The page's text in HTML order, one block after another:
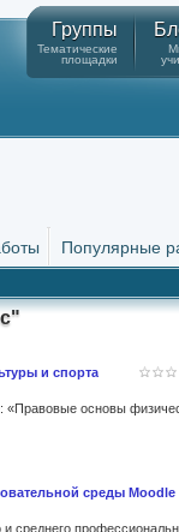
Группы
Тематические
площадки
Популярные
и спорта
основы
среды